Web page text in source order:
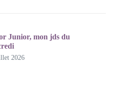
Junior, mon jds du
2026